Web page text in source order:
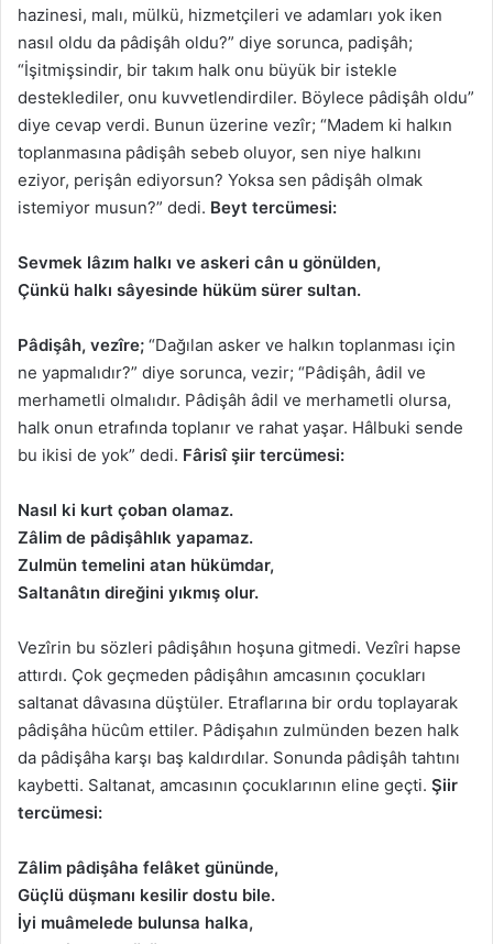
hazinesi, malı, mülkü, hizmetçileri ve adamları yok iken
nasıl oldu da pâdişâh oldu?” diye sorunca, padişâh;
“İşitmişsindir, bir takım halk onu büyük bir istekle
desteklediler, onu kuvvetlendirdiler. Böylece pâdişâh oldu”
diye cevap verdi. Bunun üzerine vezîr; “Madem ki halkın
toplanmasına pâdişâh sebeb oluyor, sen niye halkını
eziyor, perişân ediyorsun? Yoksa sen pâdişâh olmak
istemiyor musun?” dedi. Beyt tercümesi:
Sevmek lâzım halkı ve askeri cân u gönülden,
Çünkü halkı sâyesinde hüküm sürer sultan.
Pâdişâh, vezîre; “Dağılan asker ve halkın toplanması için
ne yapmalıdır?” diye sorunca, vezir; “Pâdişâh, âdil ve
merhametli olmalıdır. Pâdişâh âdil ve merhametli olursa,
halk onun etrafında toplanır ve rahat yaşar. Hâlbuki sende
bu ikisi de yok” dedi. Fârisî şiir tercümesi:
Nasıl ki kurt çoban olamaz.
Zâlim de pâdişâhlık yapamaz.
Zulmün temelini atan hükümdar,
Saltanâtın direğini yıkmış olur.
Vezîrin bu sözleri pâdişâhın hoşuna gitmedi. Vezîri hapse
attırdı. Çok geçmeden pâdişâhın amcasının çocukları
saltanat dâvasına düştüler. Etraflarına bir ordu toplayarak
pâdişâha hücûm ettiler. Pâdişahın zulmünden bezen halk
da pâdişâha karşı baş kaldırdılar. Sonunda pâdişâh tahtını
kaybetti. Saltanat, amcasının çocuklarının eline geçti. Şiir
tercümesi:
Zâlim pâdişâha felâket gününde,
Güçlü düşmanı kesilir dostu bile.
İyi muâmelede bulunsa halka,